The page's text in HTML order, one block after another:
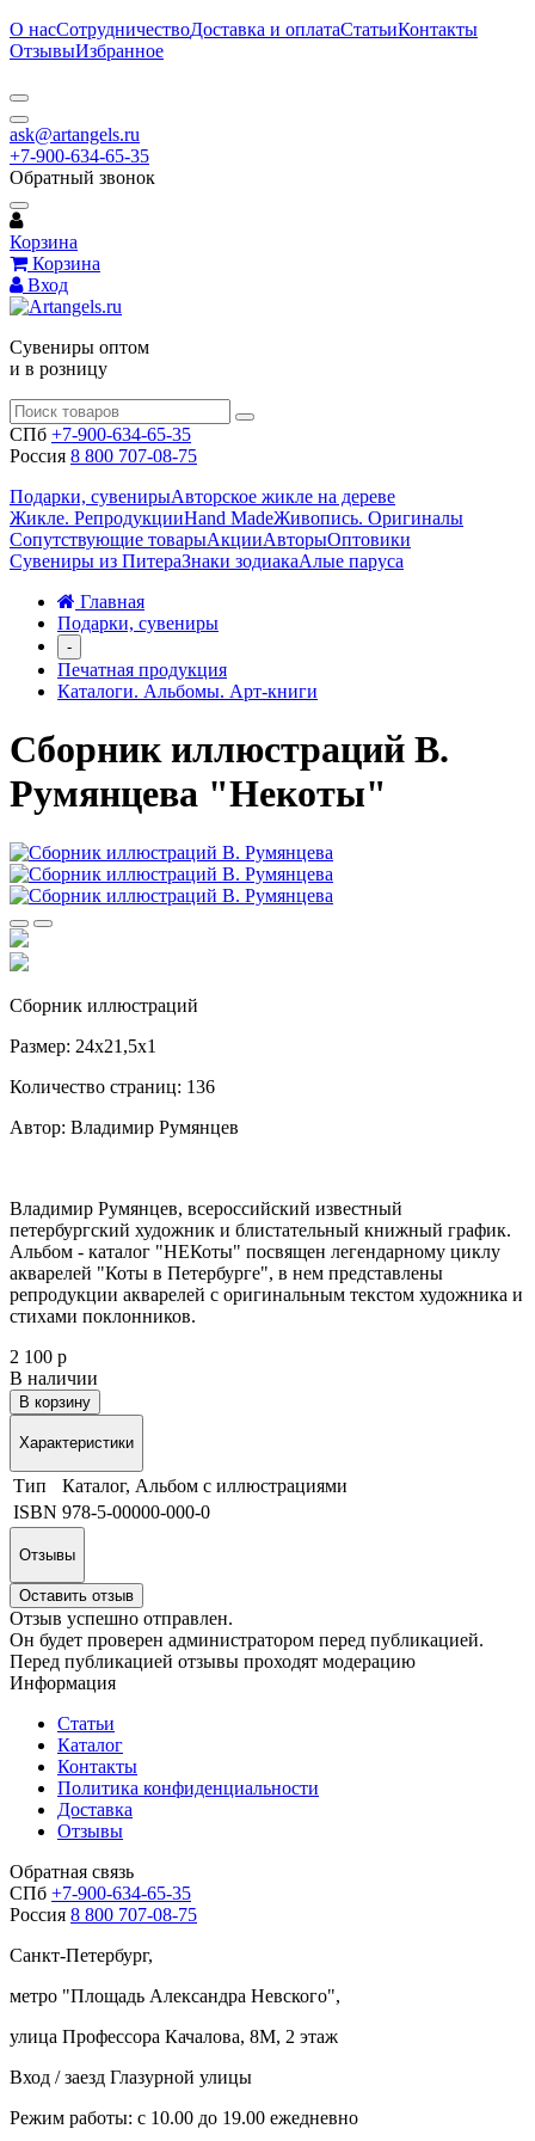
О насСотрудничествоДоставка и оплатаСтатьиКонтакты
ОтзывыИзбранное
ask@artangels.ru
+7-900-634-65-35
Обратный звонок
Корзина
Корзина
Вход
Сувениры оптом
и в розницу
СПб +7-900-634-65-35
Россия 8 800 707-08-75
Подарки, сувенирыАвторское жикле на дереве
Жикле. РепродукцииHand MadeЖивопись. Оригиналы
Сопутствующие товарыАкцииАвторыОптовики
Сувениры из ПитераЗнаки зодиакаАлые паруса
Главная
Подарки, сувениры
-
Печатная продукция
Каталоги. Альбомы. Арт-книги
Сборник иллюстраций В.
Румянцева "Некоты"
Сборник иллюстраций
Размер: 24х21,5х1
Количество страниц: 136
Автор: Владимир Румянцев
Владимир Румянцев, всероссийский известный
петербургский художник и блистательный книжный график.
Альбом - каталог "НЕКоты" посвящен легендарному циклу
акварелей "Коты в Петербурге", в нем представлены
репродукции акварелей с оригинальным текстом художника и
стихами поклонников.
2 100 р
В наличии
В корзину
Характеристики
Тип
Каталог, Альбом с иллюстрациями
ISBN 978-5-00000-000-0
Отзывы
Оставить отзыв
Отзыв успешно отправлен.
Он будет проверен администратором перед публикацией.
Перед публикацией отзывы проходят модерацию
Информация
Статьи
Каталог
Контакты
Политика конфиденциальности
Доставка
Отзывы
Обратная связь
СПб +7-900-634-65-35
Россия 8 800 707-08-75
Санкт-Петербург,
метро "Площадь Александра Невского",
улица Профессора Качалова, 8М, 2 этаж
Вход / заезд Глазурной улицы
Режим работы: с 10.00 до 19.00 ежедневно